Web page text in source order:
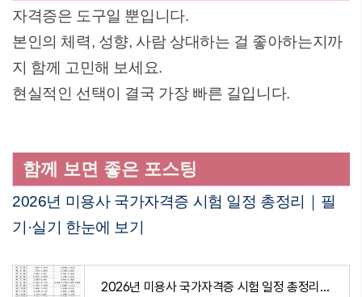
자격증은 도구일 뿐입니다.
본인의 체력, 성향, 사람 상대하는 걸 좋아하는지까
지 함께 고민해 보세요.
현실적인 선택이 결국 가장 빠른 길입니다.
함께 보면 좋은 포스팅
2026년 미용사 국가자격증 시험 일정 총정리｜필
기·실기 한눈에 보기
2026년 미용사 국가자격증 시험 일정 총정리｜필기·실기 한눈에 보기